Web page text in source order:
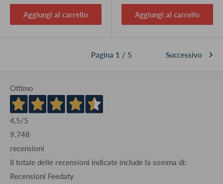
Aggiungi al carrello Aggiungi al carrello
Pagina 1 / 5 Successivo
Ottimo
4,5/5
9.748
recensioni
Il totale delle recensioni indicate include la somma di:
Recensioni Feedaty